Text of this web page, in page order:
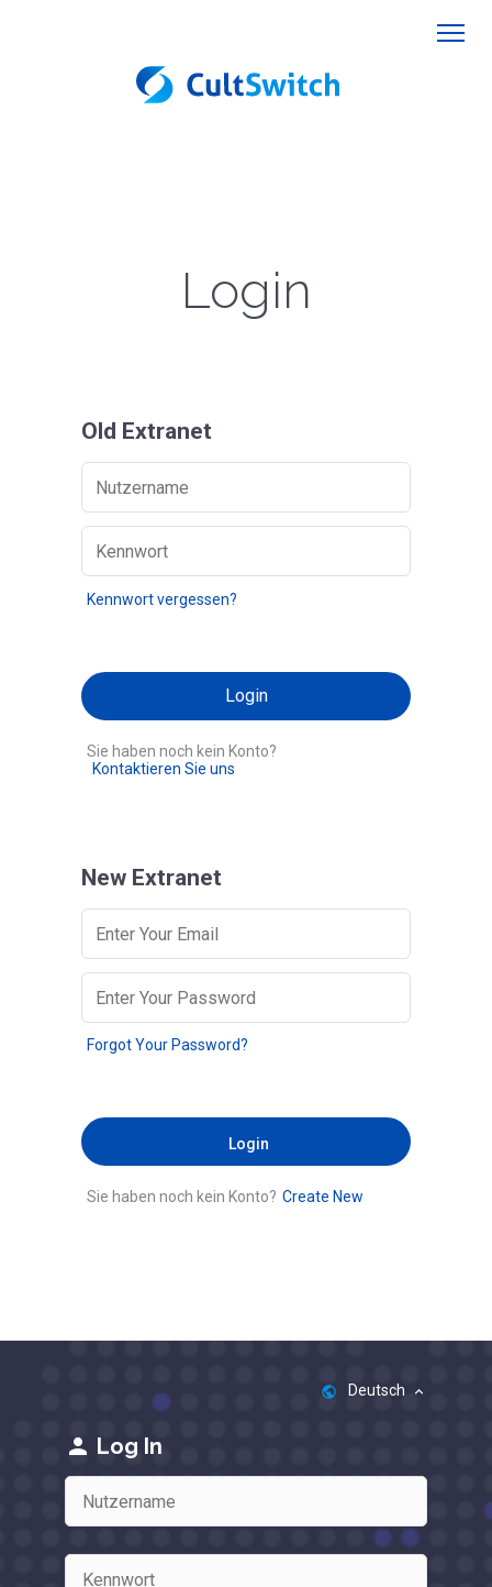
Login
Old Extranet
Kennwort vergessen?
Sie haben noch kein Konto?
Kontaktieren Sie uns
New Extranet
Forgot Your Password?
Login
Sie haben noch kein Konto? Create New
public Deutsch keyboard_arrow_up
person Log In